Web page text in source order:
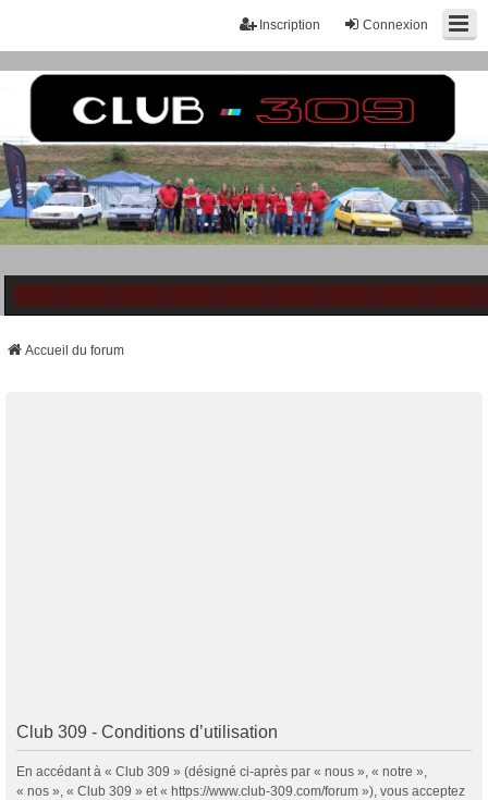
Connexion
Inscription
Accueil du forum
Club 309 - Conditions d’utilisation
En accédant à « Club 309 » (désigné ci-après par « nous », « notre »,
« nos », « Club 309 » et « https://www.club-309.com/forum »), vous acceptez